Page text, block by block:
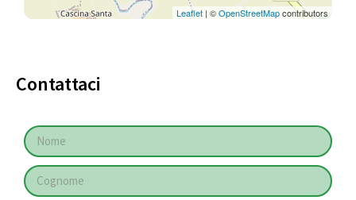
Leaflet | ©OpenStreetMapcontributors
Contattaci